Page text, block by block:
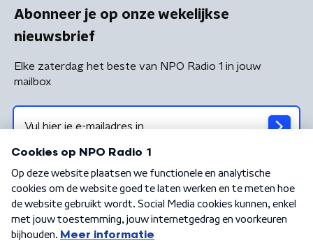
Abonneer je op onze wekelijkse
nieuwsbrief
Elke zaterdag het beste van NPO Radio 1 in jouw
mailbox
Algemene voorwaarden